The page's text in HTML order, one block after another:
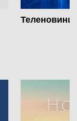
Теленовини